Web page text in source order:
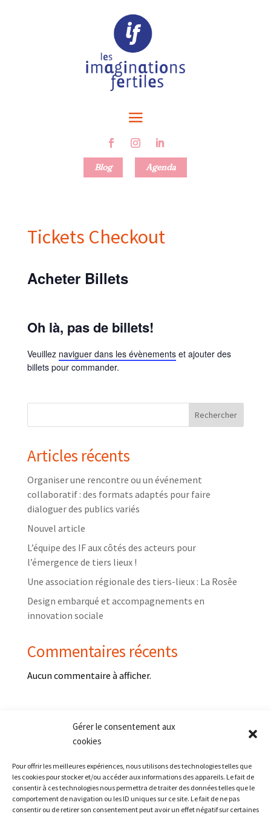
Gérer le consentement aux
cookies
Pour offrir les meilleures expériences, nous utilisons des technologies telles que
les cookies pour stocker et/ou accéder aux informations des appareils. Le fait de
consentir à ces technologies nous permettra de traiter des données telles que le
comportement de navigation ou les ID uniques sur ce site. Le fait de ne pas
consentir ou de retirer son consentement peut avoir un effet négatif sur certaines
Blog Agenda
Tickets Checkout
Acheter Billets
Oh là, pas de billets!
Veuillez naviguer dans les évènementset ajouter des
billets pour commander.
Rechercher
Articles récents
Organiser une rencontre ou un événement
collaboratif : des formats adaptés pour faire
dialoguer des publics variés
Nouvel article
L’équipe des IF aux côtés des acteurs pour
l’émergence de tiers lieux !
Une association régionale des tiers-lieux : La Rosêe
Design embarqué et accompagnements en
innovation sociale
Commentaires récents
Aucun commentaire à afficher.
Nos références